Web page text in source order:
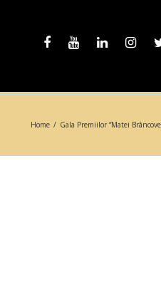
Home / Gala Premiilor “Matei